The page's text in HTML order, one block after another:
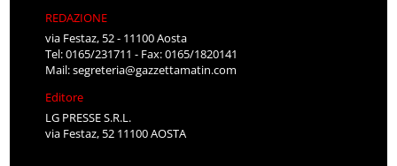
REDAZIONE
via Festaz, 52 - 11100 Aosta
Tel: 0165/231711 - Fax: 0165/1820141
Mail:segreteria@gazzettamatin.com
Editore
LG PRESSE S.R.L.
via Festaz, 52 11100 AOSTA